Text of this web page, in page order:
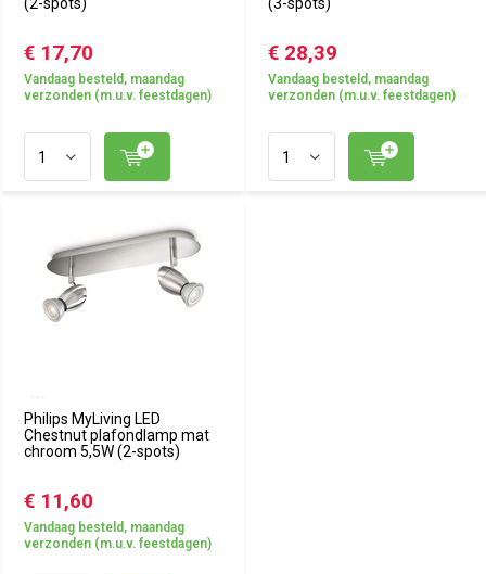
€ 17,70
Vandaag besteld, maandag
verzonden (m.u.v. feestdagen)
€ 28,39
Vandaag besteld, maandag
verzonden (m.u.v. feestdagen)
Philips MyLiving LED
Chestnut plafondlamp mat
chroom 5,5W (2-spots)
€ 11,60
Vandaag besteld, maandag
verzonden (m.u.v. feestdagen)